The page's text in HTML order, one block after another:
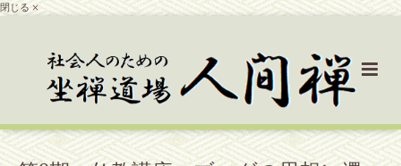
閉じる ×